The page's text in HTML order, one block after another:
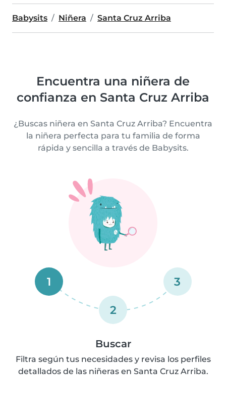
Babysits Niñera Santa Cruz Arriba
Encuentra una niñera de
confianza en Santa Cruz Arriba
¿Buscas niñera en Santa Cruz Arriba? Encuentra
la niñera perfecta para tu familia de forma
rápida y sencilla a través de Babysits.
1
2
3
Buscar
Filtra según tus necesidades y revisa los perfiles
detallados de las niñeras en Santa Cruz Arriba.